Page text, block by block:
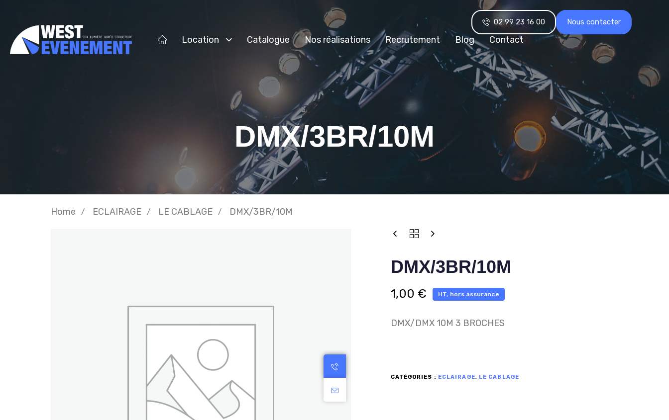
Location Catalogue Nos réalisations Recrutement Blog Contact
02 99 23 16 00 Nous contacter
DMX/3BR/10M
Home ECLAIRAGE LE CABLAGE DMX/3BR/10M
DMX/3BR/10M
1,00 € HT, hors assurance
DMX/DMX 10M 3 BROCHES
CATÉGORIES : ECLAIRAGE, LE CABLAGE